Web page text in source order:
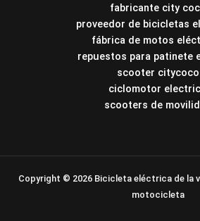
fabricante city
proveedor de bicicletas
fábrica de motos
repuestos para patinete
scooter citycoco
ciclomotor
scooters de
Copyright © 2026 Bicicleta eléctrica de la
motocicleta